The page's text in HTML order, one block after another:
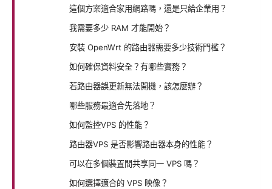
這個方案適合家用網路嗎，還是只給企業用？
我需要多少 RAM 才能開始？
安裝 OpenWrt 的路由器需要多少技術門檻？
如何確保資料安全？有哪些實務？
若路由器誤更新無法開機，該怎麼辦？
哪些服務最適合先落地？
如何監控VPS 的性能？
路由器VPS 是否影響路由器本身的性能？
可以在多個裝置間共享同一 VPS 嗎？
如何選擇適合的 VPS 映像？